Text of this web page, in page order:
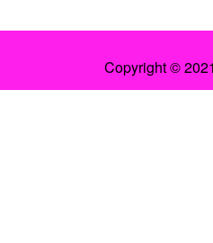
Copyright ©